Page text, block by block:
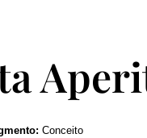
Conceito